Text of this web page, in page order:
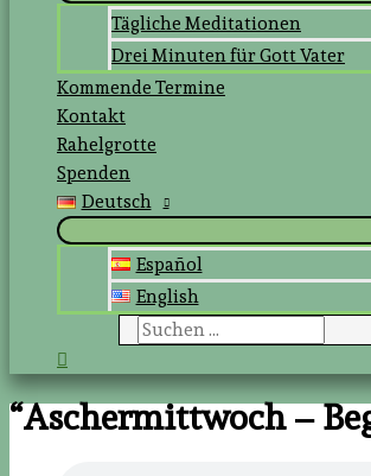
Tägliche Meditationen
Drei Minuten für Gott Vater
Kommende Termine
Kontakt
Rahelgrotte
Spenden
Deutsch
Español
English
Suchen
“Aschermittwoch –